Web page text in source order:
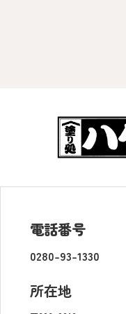
電話番号
0280-93-1330
所在地